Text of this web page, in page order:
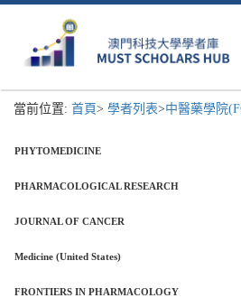
當前位置: 首頁> 學者列表>中醫藥學院
PHYTOMEDICINE
PHARMACOLOGICAL RESEARCH
JOURNAL OF CANCER
Medicine (United States)
FRONTIERS IN PHARMACOLOGY